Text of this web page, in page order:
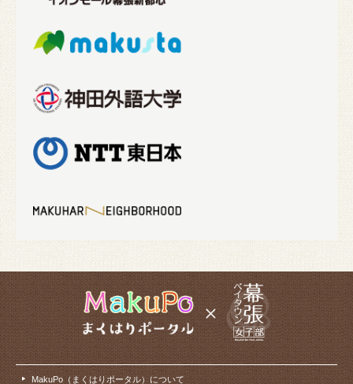
MakuPo（まくはりポータル）について